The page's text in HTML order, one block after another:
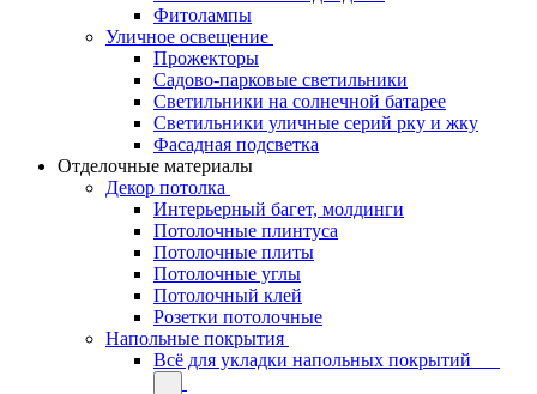
Фитолампы
Уличное освещение
Прожекторы
Садово-парковые светильники
Светильники на солнечной батарее
Светильники уличные серий рку и жку
Фасадная подсветка
Отделочные материалы
Декор потолка
Интерьерный багет, молдинги
Потолочные плинтуса
Потолочные плиты
Потолочные углы
Потолочный клей
Розетки потолочные
Напольные покрытия
Всё для укладки напольных покрытий